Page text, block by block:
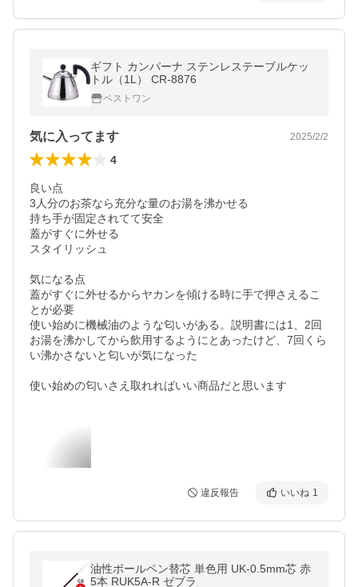
ギフト カンパーナ ステンレステーブルケッ
トル（1L） CR-8876
ベストワン
気に入ってます 2025/2/2
4
良い点
3人分のお茶なら充分な量のお湯を沸かせる
持ち手が固定されてて安全
蓋がすぐに外せる
スタイリッシュ
気になる点
蓋がすぐに外せるからヤカンを傾ける時に手で押さえるこ
とが必要
使い始めに機械油のような匂いがある。説明書には1、2回
お湯を沸かしてから飲用するようにとあったけど、7回くら
い沸かさないと匂いが気になった
使い始めの匂いさえ取れればいい商品だと思います
違反報告 いいね 1
油性ボールペン替芯 単色用 UK-0.5mm芯 赤
5本 RUK5A-R ゼブラ